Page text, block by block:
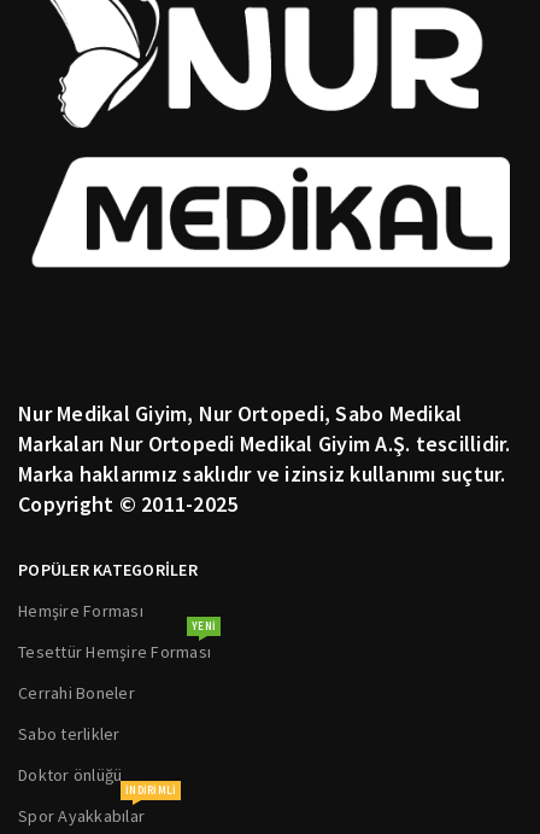
Nur Medikal Giyim, Nur Ortopedi, Sabo Medikal
Markaları Nur Ortopedi Medikal Giyim A.Ş. tescillidir.
Marka haklarımız saklıdır ve izinsiz kullanımı suçtur.
Copyright © 2011-2025
POPÜLER KATEGORİLER
Hemşire Forması
Tesettür Hemşire Forması
YENI
Cerrahi Boneler
Sabo terlikler
Doktor önlüğü
Spor Ayakkabılar
INDIRIMLI